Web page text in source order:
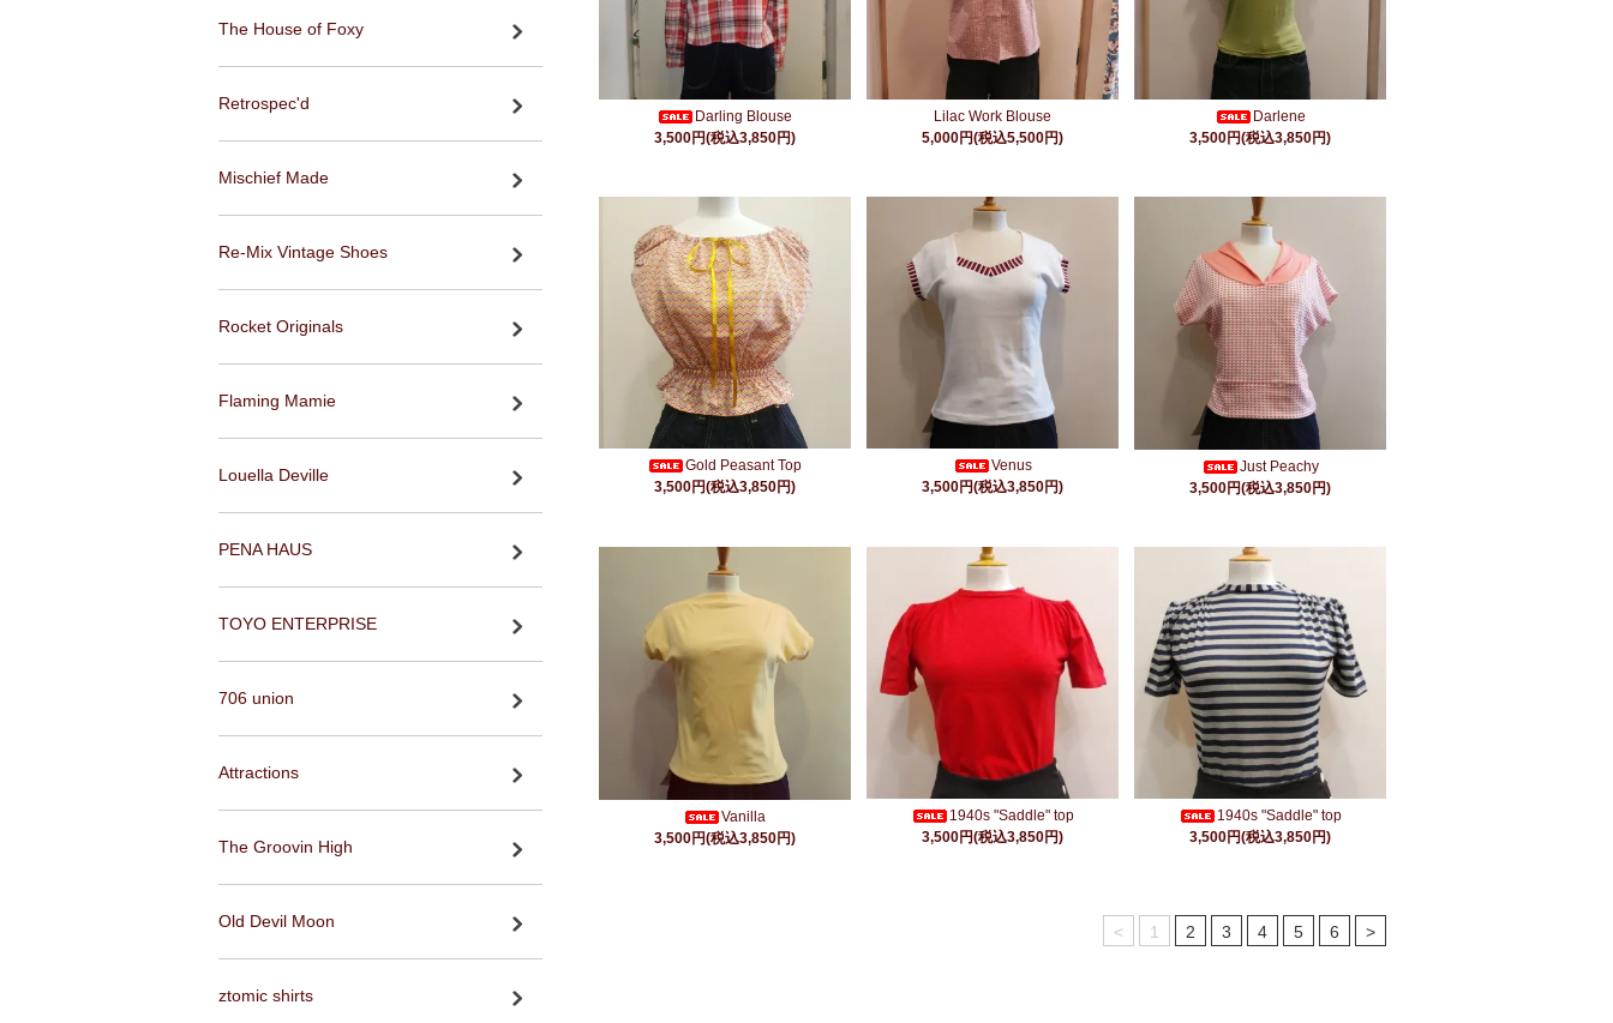
Darling Blouse
3,500円(税込3,850円)
Lilac Work Blouse
5,000円(税込5,500円)
Darlene
3,500円(税込3,850円)
Gold Peasant Top
3,500円(税込3,850円)
Venus
3,500円(税込3,850円)
Just Peachy
3,500円(税込3,850円)
Vanilla
3,500円(税込3,850円)
1940s "Saddle" top
3,500円(税込3,850円)
1940s "Saddle" top
3,500円(税込3,850円)
< 1 2 3 4 5 6 >
The House of Foxy
Retrospec'd
Mischief Made
Re-Mix Vintage Shoes
Rocket Originals
Flaming Mamie
Louella Deville
PENA HAUS
TOYO ENTERPRISE
706 union
Attractions
The Groovin High
Old Devil Moon
ztomic shirts